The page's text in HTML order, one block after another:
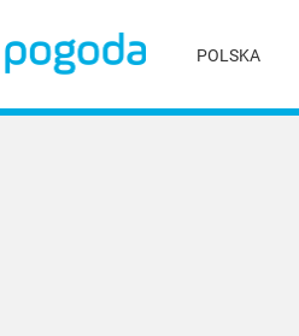
POLSKA